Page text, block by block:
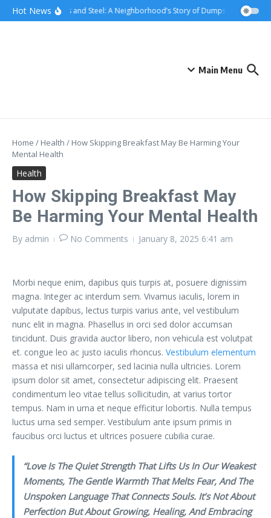
content
Skip to content
Hot NewsSunsets and Steel: A Neighborhood’s Story of Dumpster Removal
Main Menu
Home / Health / How Skipping Breakfast May Be Harming Your
Mental Health
Health
How Skipping Breakfast May
Be Harming Your Mental Health
By admin No Comments January 8, 2025 6:41 am
Morbi neque enim, dapibus quis turpis at, posuere dignissim
magna. Integer ac interdum sem. Vivamus iaculis, lorem in
vulputate dapibus, lectus turpis varius ante, vel vestibulum
nunc elit in magna. Phasellus in orci sed dolor accumsan
tincidunt. Duis gravida auctor libero, non vehicula est volutpat
et. congue leo ac justo iaculis rhoncus. Vestibulum elementum
massa et nisi ullamcorper, sed lacinia nulla ultricies. Lorem
ipsum dolor sit amet, consectetur adipiscing elit. Praesent
condimentum leo vitae tellus sollicitudin, at varius tortor
tempus. Nam in urna et neque efficitur lobortis. Nulla tempus
luctus urna sed semper. Vestibulum ante ipsum primis in
faucibus orci luctus et ultrices posuere cubilia curae.
“Love Is The Quiet Strength That Lifts Us In Our Weakest
Moments, The Gentle Warmth That Melts Fear, And The
Unspoken Language That Connects Souls. It’s Not About
Perfection But About Growing, Healing, And Embracing